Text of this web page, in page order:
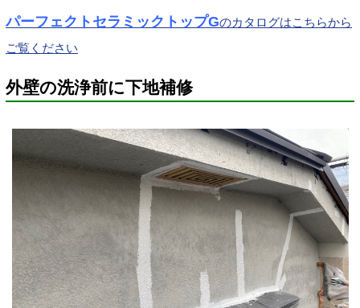
パーフェクトセラミックトップGのカタログはこちらから
ご覧ください
外壁の洗浄前に下地補修